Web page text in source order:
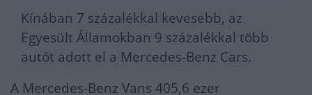
Kínában 7 százalékkal kevesebb, az
Egyesült Államokban 9 százalékkal több
autót adott el a Mercedes-Benz Cars.
A Mercedes-Benz Vans 405,6 ezer